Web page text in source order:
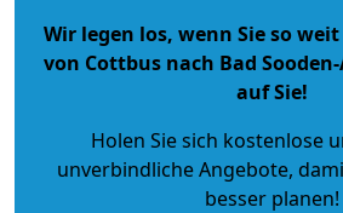
Wir legen los, wenn Sie so
von Cottbus nach Bad
auf Sie!
Holen Sie sich kostenlose
unverbindliche Angebote,
besser planen!